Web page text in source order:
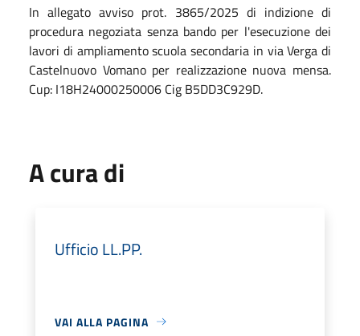
In allegato avviso prot. 3865/2025 di indizione di
procedura negoziata senza bando per l'esecuzione dei
lavori di ampliamento scuola secondaria in via Verga di
Castelnuovo Vomano per realizzazione nuova mensa.
Cup: I18H24000250006 Cig B5DD3C929D.
A cura di
Ufficio LL.PP.
VAI ALLA PAGINA